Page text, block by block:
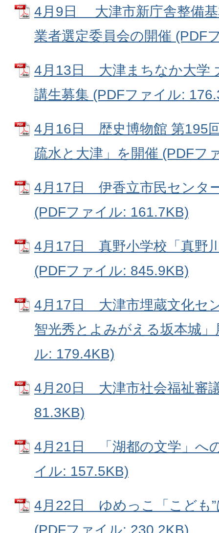
4月9日 大津市新庁舎整備基
業者選定委員会の開催 (PDF
4月13日 大津まちなか大学
講生募集 (PDFファイル:
4月16日 歴史博物館 第195
疏水と大津」を開催 (PDFフ
4月17日 伊香立市民センタ
(PDFファイル: 161.7KB)
4月17日 真野小学校「真野
(PDFファイル: 845.9KB)
4月17日 大津市埋蔵文化セ
智光秀とよみがえる坂本城
ル: 179.4KB)
4月20日 大津市社会福祉審
81.3KB)
4月21日 「湖都の文学」へ
イル: 157.5KB)
4月22日 ゆめっこ「こども”
(PDFファイル: 230.2KB)